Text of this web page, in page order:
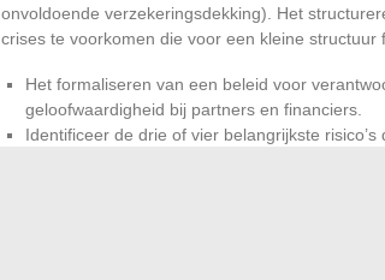
onvoldoende verzekeringsdekking). Het
crises te voorkomen die voor een kleine structuur
Het formaliseren van een beleid voor
geloofwaardigheid bij partners en financiers.
Identificeer de drie of vier belangrijkste